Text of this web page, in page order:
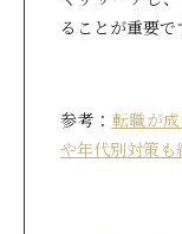
ることが重要で
参考： 転職が
や年代別対策